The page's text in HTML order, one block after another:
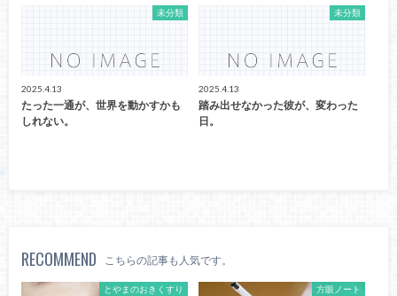
未分類
2025.4.13
たった一通が、世界を動かすかも
しれない。
未分類
2025.4.13
踏み出せなかった彼が、変わった
日。
RECOMMEND こちらの記事も人気です。
とやまのおきくすり 方眼ノート